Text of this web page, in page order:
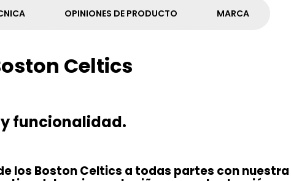
OPINIONES DE PRODUCTO MARCA
Celtics
y funcionalidad.
los Boston Celtics a todas partes con